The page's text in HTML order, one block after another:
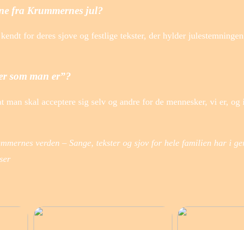
fra Krummernes jul?
for deres sjove og festlige tekster, der hylder
som man er”?
man skal acceptere sig selv og andre for de mennesker, vi er,
verden – Sange, tekster og sjov for hele familien har i